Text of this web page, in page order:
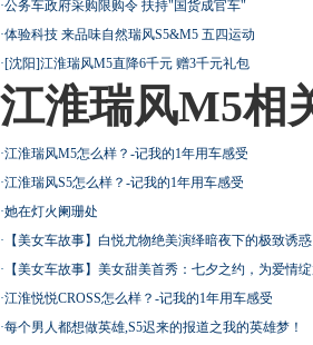
·公务车政府采购限购令 扶持"国货成官车"
·体验科技 来品味自然瑞风S5&M5 五四运动
·[沈阳]江淮瑞风M5直降6千元 赠3千元礼包
江淮瑞风M5相
·江淮瑞风M5怎么样？-记我的1年用车感受
·江淮瑞风S5怎么样？-记我的1年用车感受
·她在灯火阑珊处
· 【美女车故事】白悦尤物绝美演绎暗夜下的极致诱惑
· 【美女车故事】美女甜美首秀：七夕之约，为爱情
·江淮悦悦CROSS怎么样？-记我的1年用车感受
·每个男人都想做英雄,S5迟来的报道之我的英雄梦！